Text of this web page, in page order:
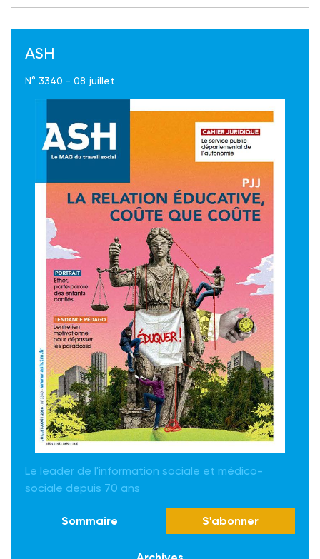
ASH
N° 3340 - 08 juillet
Le leader de l'information sociale et médico-
sociale depuis 70 ans
Sommaire S'abonner